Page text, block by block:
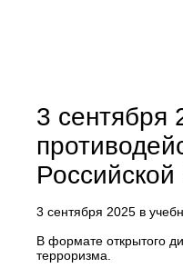
3 сентября
3 сентября 2025 в
В формате открытого
терроризма.